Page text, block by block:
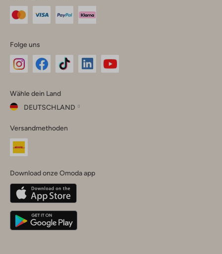
Folge uns
Instagram
Facebook
TikTok
Wähle dein Land
DEUTSCHLAND
dein
Land
Belgique(Français)
Deutschland
Versandmethoden
Download onze Omoda app